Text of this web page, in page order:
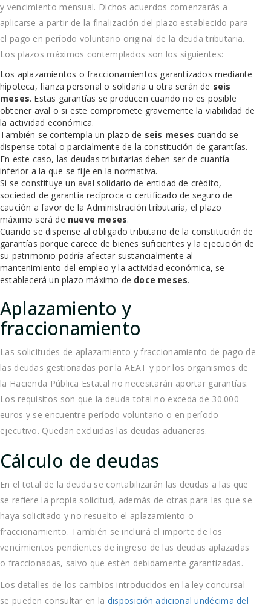
y vencimiento mensual. Dichos acuerdos comenzarás a
aplicarse a partir de la finalización del plazo establecido para
el pago en período voluntario original de la deuda tributaria.
Los plazos máximos contemplados son los siguientes:
Los aplazamientos o fraccionamientos garantizados mediante
hipoteca, fianza personal o solidaria u otra serán de seis
meses. Estas garantías se producen cuando no es posible
obtener aval o si este compromete gravemente la viabilidad de
la actividad económica.
También se contempla un plazo de seis meses cuando se
dispense total o parcialmente de la constitución de garantías.
En este caso, las deudas tributarias deben ser de cuantía
inferior a la que se fije en la normativa.
Si se constituye un aval solidario de entidad de crédito,
sociedad de garantía recíproca o certificado de seguro de
caución a favor de la Administración tributaria, el plazo
máximo será de nueve meses.
Cuando se dispense al obligado tributario de la constitución de
garantías porque carece de bienes suficientes y la ejecución de
su patrimonio podría afectar sustancialmente al
mantenimiento del empleo y la actividad económica, se
establecerá un plazo máximo de doce meses.
Aplazamiento y
fraccionamiento
Las solicitudes de aplazamiento y fraccionamiento de pago de
las deudas gestionadas por la AEAT y por los organismos de
la Hacienda Pública Estatal no necesitarán aportar garantías.
Los requisitos son que la deuda total no exceda de 30.000
euros y se encuentre período voluntario o en período
ejecutivo. Quedan excluidas las deudas aduaneras.
Cálculo de deudas
En el total de la deuda se contabilizarán las deudas a las que
se refiere la propia solicitud, además de otras para las que se
haya solicitado y no resuelto el aplazamiento o
fraccionamiento. También se incluirá el importe de los
vencimientos pendientes de ingreso de las deudas aplazadas
o fraccionadas, salvo que estén debidamente garantizadas.
Los detalles de los cambios introducidos en la ley concursal
se pueden consultar en la disposición adicional undécima del